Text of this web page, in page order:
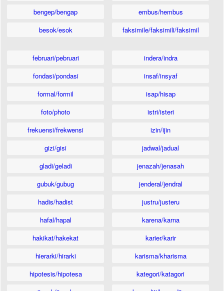
bengep/bengap
besok/esok
embus/hembus
faksimile/faksimili/faksimil
februari/pebruari
fondasi/pondasi
formal/formil
foto/photo
frekuensi/frekwensi
gizi/gisi
gladi/geladi
gubuk/gubug
hadis/hadist
hafal/hapal
hakikat/hakekat
hierarki/hirarki
hipotesis/hipotesa
indera/indra
insaf/insyaf
isap/hisap
istri/isteri
izin/ijin
jadwal/jadual
jenazah/jenasah
jenderal/jendral
justru/justeru
karena/karna
karier/karir
karisma/kharisma
kategori/katagori